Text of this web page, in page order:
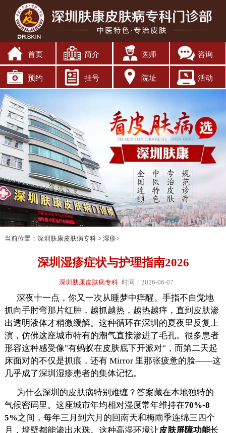
首页 简介 医师 咨询
预约 挂号 院址 活动
当前位置： 深圳肤康皮肤病专科> 湿疹>
深圳湿疹症状与护理指南2026
深圳肤康皮肤病专科 时间：2026-06-07
深夜十一点，你又一次从睡梦中痒醒。手指不自觉地
抓向手肘弯那片红肿，越抓越热，越热越痒，直到皮肤渗
出透明液体才稍微缓解。这种循环在深圳的夏夜里反复上
演，仿佛这座城市特有的潮气直接渗进了毛孔。很多患者
形容这种感受像"有蚂蚁在皮肤底下开派对"，而第二天起
床面对的不仅是抓痕，还有 Mirror 里那张疲惫的脸——这
几乎成了深圳湿疹患者的集体记忆。
为什么深圳的皮肤病特别难缠？答案藏在本地独特的
气候密码里。这座城市年均相对湿度常年维持在70%-8
5%之间，每年三月到六月的回南天和梅雨季连绵三四个
月，墙壁都能渗出水珠。这种高湿环境让皮肤屏障功能长